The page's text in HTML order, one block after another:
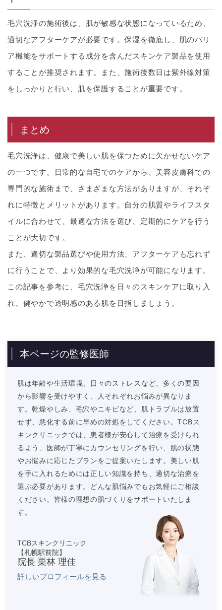
毛穴洗浄の施術後は、肌が敏感な状態になっているため、
適切なアフターケアが必要です。保湿を徹底し、肌のバリ
ア機能をサポートする成分を含んだスキンケア製品を使用
することが推奨されます。また、施術後数日は紫外線対策
をしっかりと行い、肌を保護することが重要です。
まとめ
毛穴洗浄は、健康で美しい肌を保つために欠かせないケア
の一つです。日常的な自宅でのケアから、美容皮膚科での
専門的な施術まで、さまざまな方法がありますが、それぞ
れに特徴とメリットがあります。自分の肌質やライフスタ
イルに合わせて、最適な方法を選び、定期的にケアを行う
ことが大切です。
また、適切な製品選びや使用方法、アフターケアも忘れず
に行うことで、より効果的な毛穴洗浄が可能になります。
この記事を参考に、毛穴洗浄を日々のスキンケアに取り入
れ、健やかで透明感のある肌を目指しましょう。
本ページの監修医師
肌は年齢や生活環境、日々のストレスなど、多くの要因
から影響を受けやすく、人それぞれお悩みが異なりま
す。乾燥やしみ、毛穴やニキビなど、肌トラブルは放置
せず、悪化する前に早めの対処をしてください。TCBス
キンクリニックでは、患者様が安心して治療を受けられ
るよう、医師が丁寧にカウンセリングを行い、肌の状態
やお悩みに応じたプランをご提案いたします。美しい肌
を手に入れるためには正しい知識を持ち、適切な治療を
選ぶ必要があります。どんな肌悩みでもお気軽にご相談
ください。皆様の理想の肌づくりをサポートいたしま
す。
TCBスキンクリニック
【札幌駅前院】
院長 栗林 理佳
詳しいプロフィールを見る